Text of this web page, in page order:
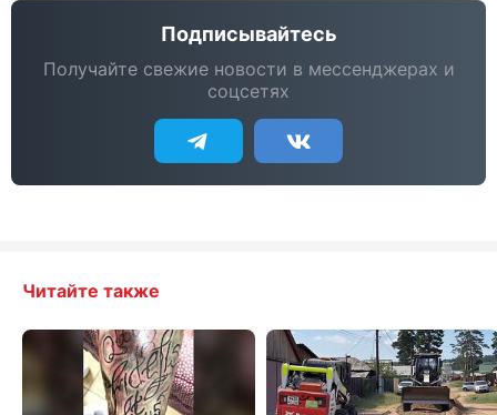
Подписывайтесь
Получайте свежие новости в мессенджерах и
соцсетях
Читайте также